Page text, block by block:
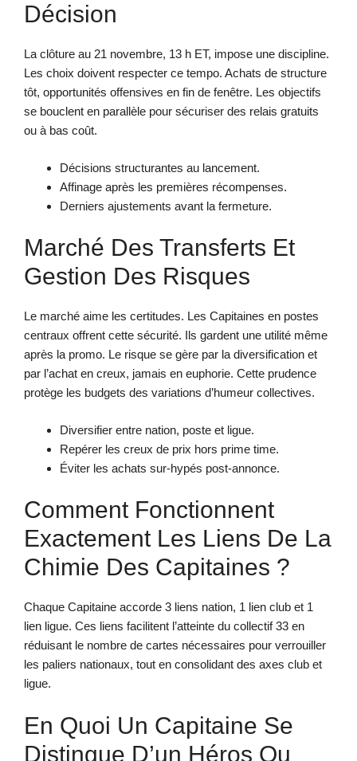
Décision
La clôture au 21 novembre, 13 h ET, impose une discipline.
Les choix doivent respecter ce tempo. Achats de structure
tôt, opportunités offensives en fin de fenêtre. Les objectifs
se bouclent en parallèle pour sécuriser des relais gratuits
ou à bas coût.
Décisions structurantes au lancement.
Affinage après les premières récompenses.
Derniers ajustements avant la fermeture.
Marché Des Transferts Et
Gestion Des Risques
Le marché aime les certitudes. Les Capitaines en postes
centraux offrent cette sécurité. Ils gardent une utilité même
après la promo. Le risque se gère par la diversification et
par l’achat en creux, jamais en euphorie. Cette prudence
protège les budgets des variations d’humeur collectives.
Diversifier entre nation, poste et ligue.
Repérer les creux de prix hors prime time.
Éviter les achats sur-hypés post-annonce.
Comment Fonctionnent
Exactement Les Liens De La
Chimie Des Capitaines ?
Chaque Capitaine accorde 3 liens nation, 1 lien club et 1
lien ligue. Ces liens facilitent l’atteinte du collectif 33 en
réduisant le nombre de cartes nécessaires pour verrouiller
les paliers nationaux, tout en consolidant des axes club et
ligue.
En Quoi Un Capitaine Se
Distingue D’un Héros Ou